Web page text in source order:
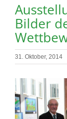
Bilder
31. Oktober, 2014